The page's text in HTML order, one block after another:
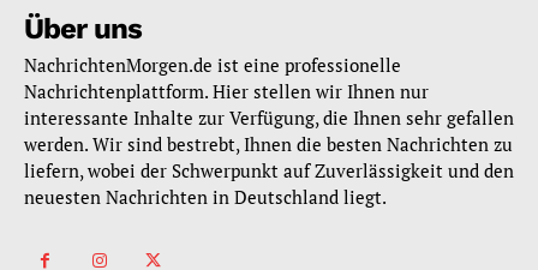
Über uns
NachrichtenMorgen.de ist eine professionelle
Nachrichtenplattform. Hier stellen wir Ihnen nur
interessante Inhalte zur Verfügung, die Ihnen sehr gefallen
werden. Wir sind bestrebt, Ihnen die besten Nachrichten zu
liefern, wobei der Schwerpunkt auf Zuverlässigkeit und den
neuesten Nachrichten in Deutschland liegt.